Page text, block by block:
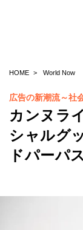
HOME World Now
広告の新潮流～社
カンヌラ
シャルグ
ドパーパ